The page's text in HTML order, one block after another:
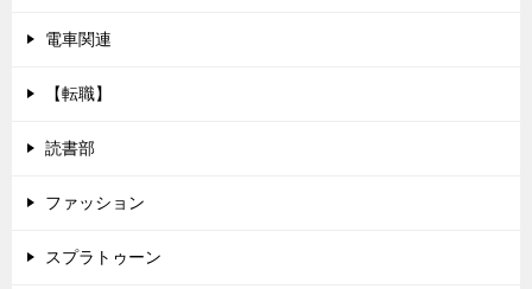
電車関連
【転職】
読書部
ファッション
スプラトゥーン